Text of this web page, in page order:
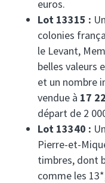
euros.
Lot 13315 :
colonies
le Levant,
belles valeurs
et un nombre
vendue à 17
départ de 2
Lot 13340 :
Pierre-et-
timbres, dont
comme les